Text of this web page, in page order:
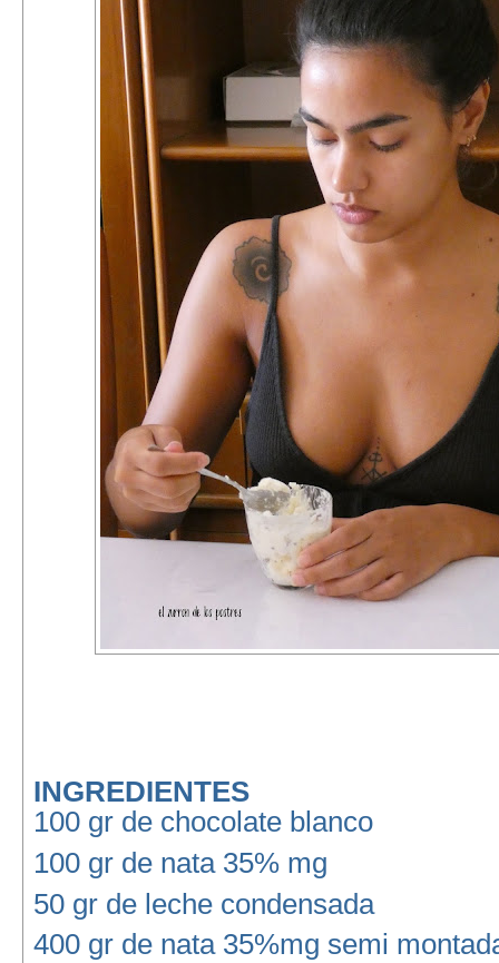
INGREDIENTES
100 gr de chocolate blanco
100 gr de nata 35% mg
50 gr de leche condensada
400 gr de nata 35%mg semi